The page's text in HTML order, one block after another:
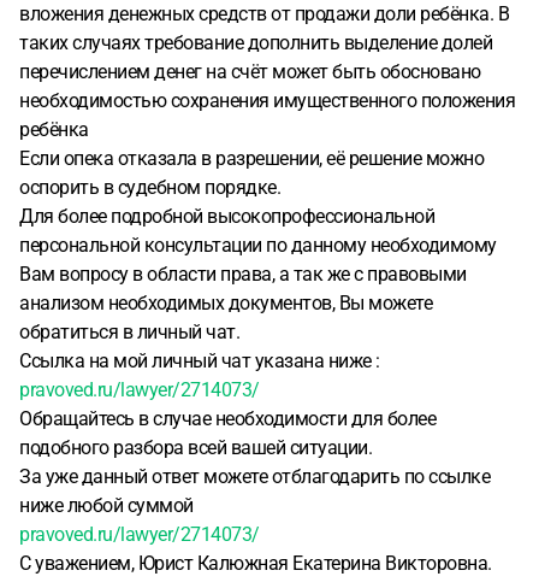
вложения денежных средств от продажи доли ребёнка. В
таких случаях требование дополнить выделение долей
перечислением денег на счёт может быть обосновано
необходимостью сохранения имущественного положения
ребёнка
Если опека отказала в разрешении, её решение можно
оспорить в судебном порядке.
Для более подробной высокопрофессиональной
персональной консультации по данному необходимому
Вам вопросу в области права, а так же с правовыми
анализом необходимых документов, Вы можете
обратиться в личный чат.
Ссылка на мой личный чат указана ниже :
pravoved.ru/lawyer/2714073/
Обращайтесь в случае необходимости для более
подобного разбора всей вашей ситуации.
За уже данный ответ можете отблагодарить по ссылке
ниже любой суммой
pravoved.ru/lawyer/2714073/
С уважением, Юрист Калюжная Екатерина Викторовна.